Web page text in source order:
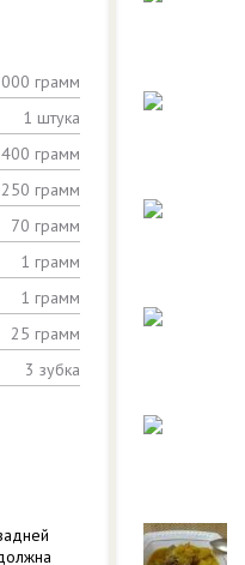
грамм
1 штука
400 грамм
250 грамм
70 грамм
1 грамм
1 грамм
25 грамм
3 зубка